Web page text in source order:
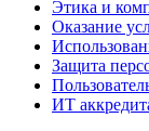
Этика и
Оказание
Защита
ИТ